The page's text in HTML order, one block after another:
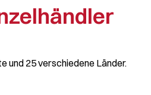
und 25 verschiedene Länder.